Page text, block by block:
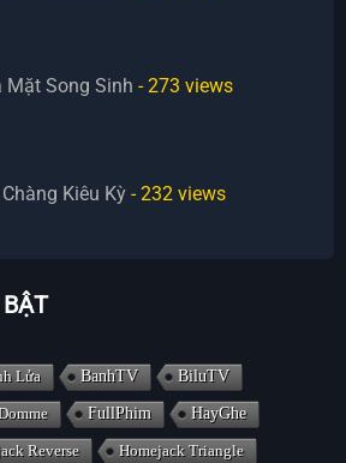
Mặt Song Sinh - 273 views
Kiêu Kỳ - 232 views
Lửa BanhTV BiluTV
FullPhim HayGhe
Reverse Homejack Triangle